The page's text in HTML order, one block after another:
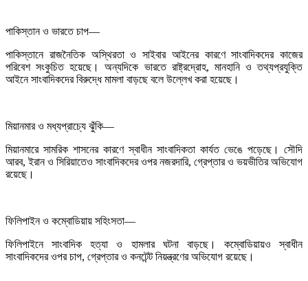
পাকিস্তান ও ভারতে চাপ—
পাকিস্তানে রাজনৈতিক অস্থিরতা ও সাইবার আইনের কারণে সাংবাদিকদের কাজের
পরিবেশ সংকুচিত হয়েছে। অন্যদিকে ভারতে রাষ্ট্রদ্রোহ, মানহানি ও তথ্যপ্রযুক্তি
আইনে সাংবাদিকদের বিরুদ্ধে মামলা বাড়ছে বলে উল্লেখ করা হয়েছে।
মিয়ানমার ও মধ্যপ্রাচ্যে ঝুঁকি—
মিয়ানমারে সামরিক শাসনের কারণে স্বাধীন সাংবাদিকতা কার্যত ভেঙে পড়েছে। সৌদি
আরব, ইরান ও সিরিয়াতেও সাংবাদিকদের ওপর নজরদারি, গ্রেপ্তার ও ভয়ভীতির অভিযোগ
রয়েছে।
ফিলিপাইন ও কম্বোডিয়ায় সহিংসতা—
ফিলিপাইনে সাংবাদিক হত্যা ও হামলার ঘটনা বাড়ছে। কম্বোডিয়ায়ও স্বাধীন
সাংবাদিকদের ওপর চাপ, গ্রেপ্তার ও কনটেন্ট নিয়ন্ত্রণের অভিযোগ রয়েছে।